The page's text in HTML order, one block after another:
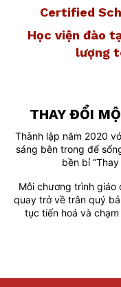
Certified
Học viện đào
lượng
THAY ĐỔI
Thành lập năm 2020
sáng bên trong để
bền bỉ
Mỗi chương trình giáo
quay trở về trân quý
tục tiến hoá và